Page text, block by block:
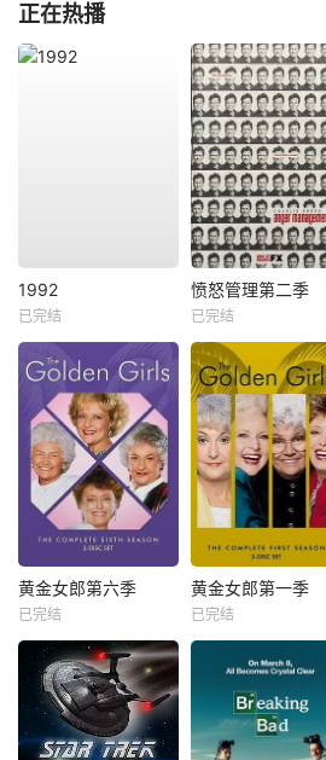
正在热播
1992
已完结
愤怒管理第二季
已完结
黄金女郎第六季
已完结
黄金女郎第一季
已完结